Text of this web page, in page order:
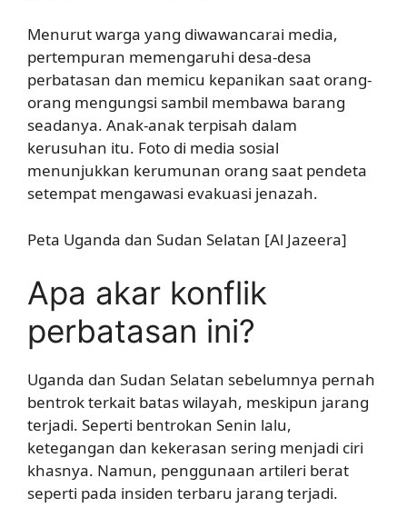
Menurut warga yang diwawancarai media,
pertempuran memengaruhi desa-desa
perbatasan dan memicu kepanikan saat orang-
orang mengungsi sambil membawa barang
seadanya. Anak-anak terpisah dalam
kerusuhan itu. Foto di media sosial
menunjukkan kerumunan orang saat pendeta
setempat mengawasi evakuasi jenazah.
Peta Uganda dan Sudan Selatan [Al Jazeera]
Apa akar konflik
perbatasan ini?
Uganda dan Sudan Selatan sebelumnya pernah
bentrok terkait batas wilayah, meskipun jarang
terjadi. Seperti bentrokan Senin lalu,
ketegangan dan kekerasan sering menjadi ciri
khasnya. Namun, penggunaan artileri berat
seperti pada insiden terbaru jarang terjadi.